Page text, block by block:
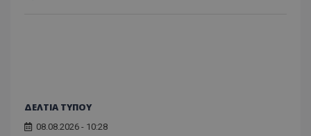
ΔΕΛΤΙΑ ΤΥΠΟΥ
08.08.2026 - 10:28